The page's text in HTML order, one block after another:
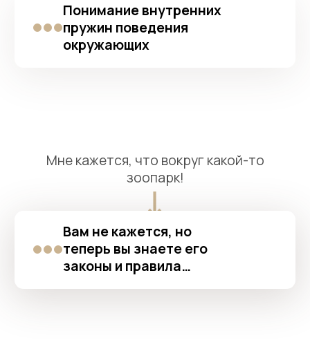
Мне кажется, что вокруг какой-то
зоопарк!